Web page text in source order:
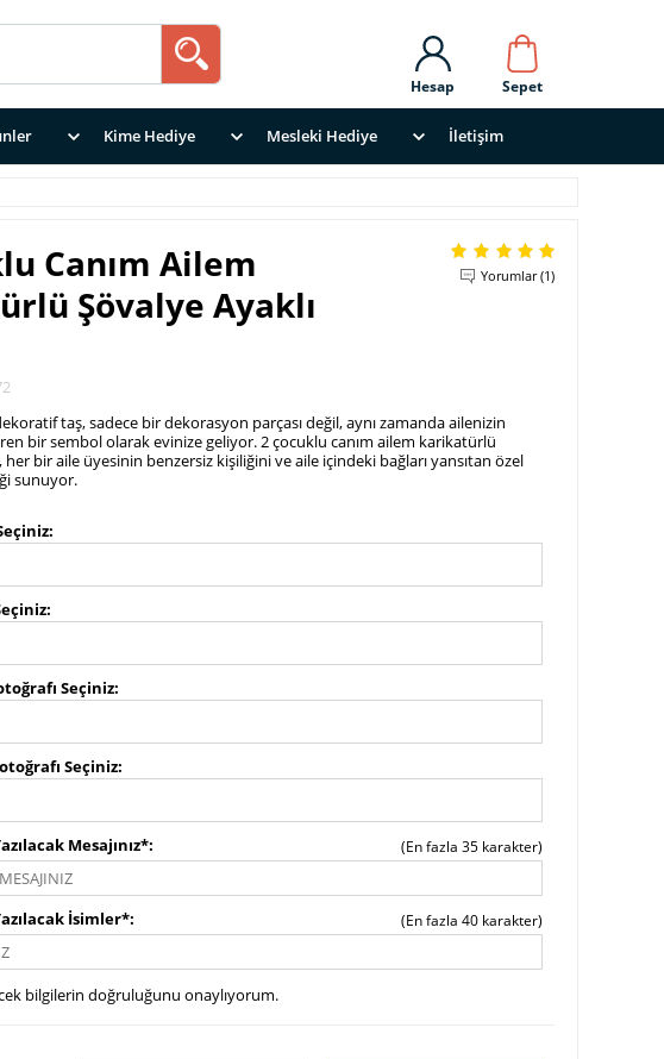
Sepet
Hesap
Kime Hediye Mesleki Hediye İletişim
Canım Ailem
Şövalye Ayaklı
Yorumlar (1)
taş, sadece bir dekorasyon parçası değil, aynı zamanda ailenizin
bir sembol olarak evinize geliyor. 2 çocuklu canım ailem karikatürlü
her bir aile üyesinin benzersiz kişiliğini ve aile içindeki bağları yansıtan özel
sunuyor.
Seçiniz
Seçiniz
Mesajınız* (En fazla 35 karakter)
İsimler* (En fazla 40 karakter)
bilgilerin doğruluğunu onaylıyorum.